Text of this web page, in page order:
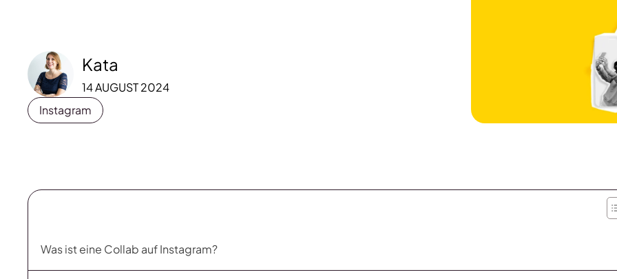
Kata
14 AUGUST 2024
Instagram
Was ist eine Collab auf Instagram?